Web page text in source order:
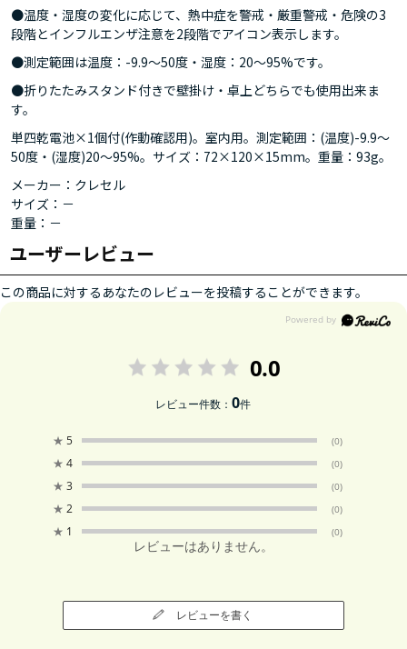
●温度・湿度の変化に応じて、熱中症を警戒・厳重警戒・危険の3
段階とインフルエンザ注意を2段階でアイコン表示します。
●測定範囲は温度：-9.9～50度・湿度：20～95%です。
●折りたたみスタンド付きで壁掛け・卓上どちらでも使用出来ま
す。
単四乾電池×1個付(作動確認用)。室内用。測定範囲：(温度)-9.9～
50度・(湿度)20～95%。サイズ：72×120×15mm。重量：93g。
メーカー：クレセル
サイズ：－
重量：－
ユーザーレビュー
この商品に対するあなたのレビューを投稿することができます。
0.0
レビュー件数：0件
★ 5 (0)
★ 4 (0)
★ 3 (0)
★ 2 (0)
★ 1 (0)
レビューはありません。
レビューを書く